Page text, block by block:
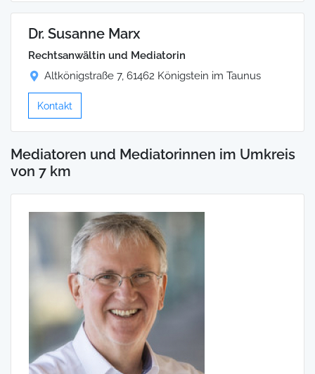
Dr. Susanne Marx
Rechtsanwältin und Mediatorin
Altkönigstraße 7, 61462 Königstein im Taunus
Kontakt
Mediatoren und Mediatorinnen im Umkreis
von 7 km